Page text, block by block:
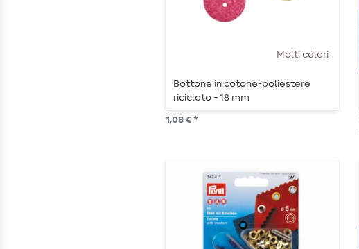
Molti colori
Bottone in cotone-poliestere
riciclato - 18 mm
1,08 € *